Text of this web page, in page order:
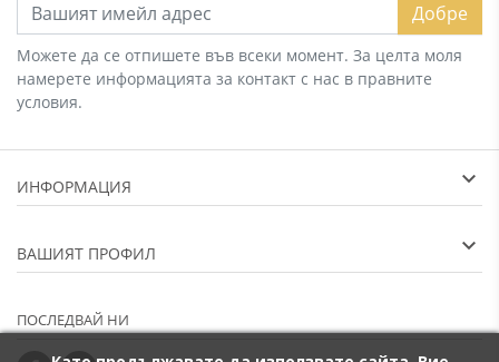
Добре
Можете да се отпишете във всеки момент. За целта моля
намерете информацията за контакт с нас в правните
условия.
ИНФОРМАЦИЯ
ВАШИЯТ ПРОФИЛ
ПОСЛЕДВАЙ НИ